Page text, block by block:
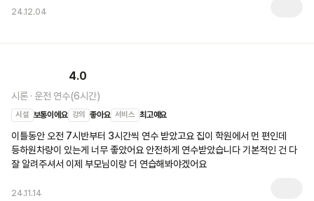
24.12.04
4.0
시론 · 운전 연수(6시간)
시설 보통이에요 강의 좋아요 서비스 최고예요
이틀동안 오전 7시반부터 3시간씩 연수 받았고요 집이 학원에서 먼 편인데
등하원차량이 있는게 너무 좋았어요 안전하게 연수받았습니다 기본적인 건 다
잘 알려주셔서 이제 부모님이랑 더 연습해봐야겠어요
24.11.14